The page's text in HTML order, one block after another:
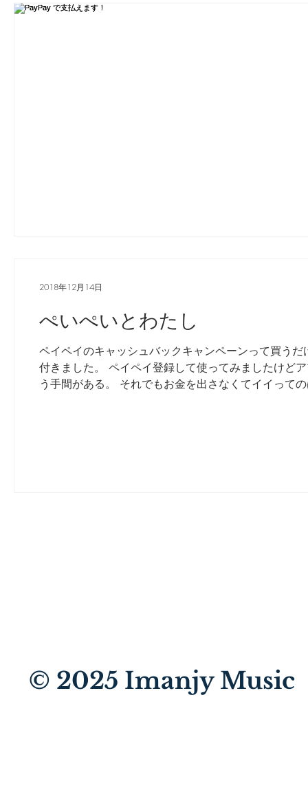
ぺいぺいとわたし
ペイペイのキャッシュバックキャンペーンって買う
付きました。 ペイペイ登録して使ってみましたけど
う手間がある。 それでもお金を出さなくてイイって
2018年12月14日
© 2025 Imanjy Music